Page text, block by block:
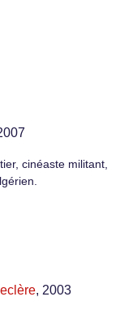
cinéaste militant,
, 2003